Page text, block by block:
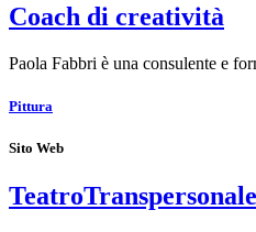
Coach di creatività
Paola Fabbri è una consulente e
Pittura
Sito Web